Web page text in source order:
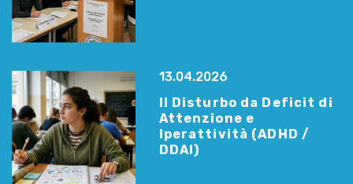
13.04.2026
Il Disturbo da Deficit di
Attenzione e
Iperattività (ADHD /
DDAI)